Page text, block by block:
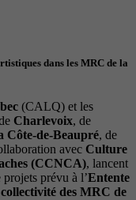
dans les MRC de la
(CALQ) et les
Charlevoix, de
Côte-de-Beaupré, de
avec Culture
(CCNCA), lancent
prévu à l’Entente
des MRC de